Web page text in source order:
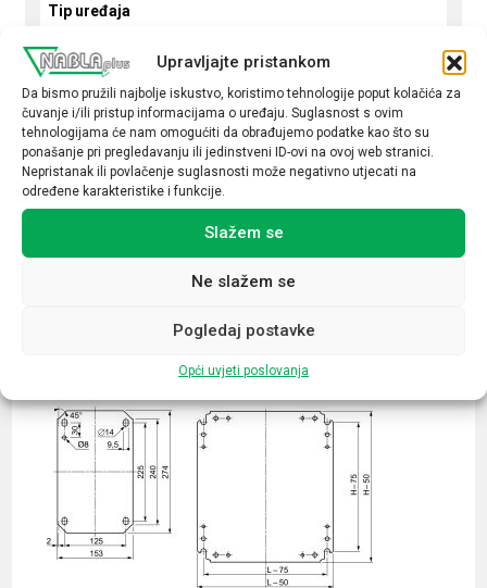
Upravljajte pristankom
Da bismo pružili najbolje iskustvo, koristimo tehnologije poput kolačića za
čuvanje i/ili pristup informacijama o uređaju. Suglasnost s ovim
tehnologijama će nam omogućiti da obrađujemo podatke kao što su
ponašanje pri pregledavanju ili jedinstveni ID-ovi na ovoj web stranici.
Nepristanak ili povlačenje suglasnosti može negativno utjecati na
određene karakteristike i funkcije.
Slažem se
Ne slažem se
Pogledaj postavke
Opći uvjeti poslovanja
Tip uređaja
Okvir
dvostruki
Povezani proizvodi